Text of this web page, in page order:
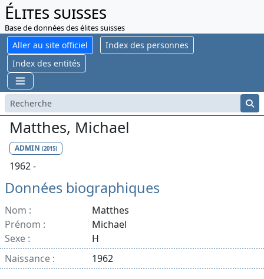
Élites suisses
Base de données des élites suisses
Aller au site officiel
Index des personnes
Index des entités
Matthes, Michael
ADMIN (2015)
1962 -
Données biographiques
Nom :
Matthes
Prénom :
Michael
Sexe :
H
Naissance :
1962